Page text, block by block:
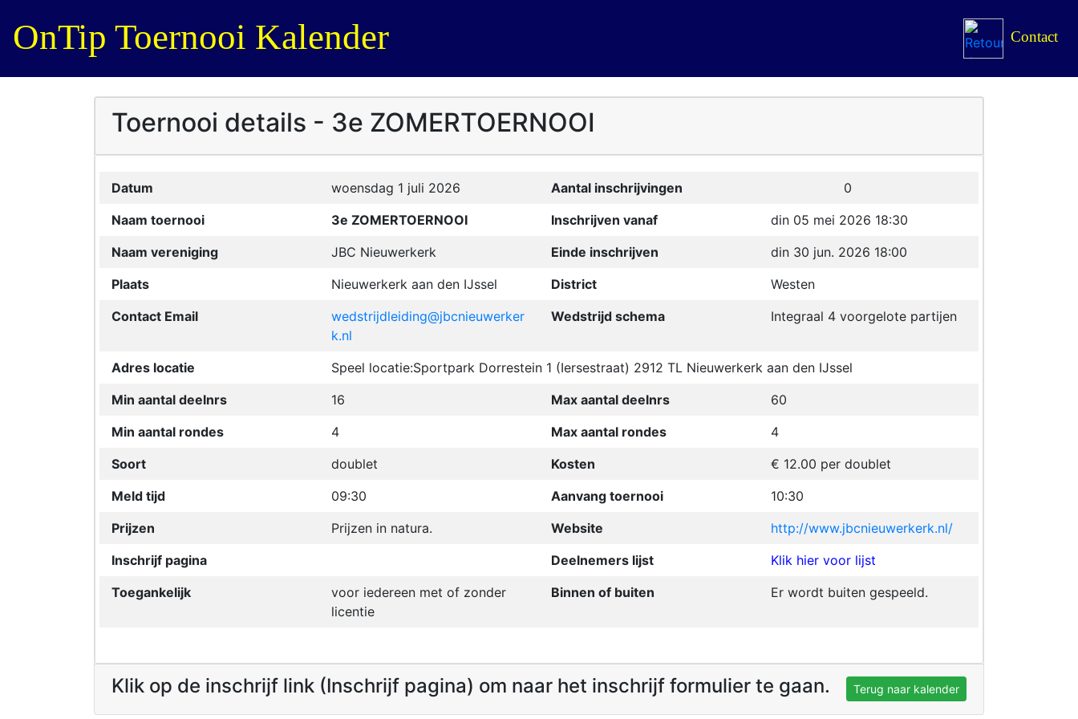
OnTip Toernooi Kalender Contact
Toernooi details - 3e ZOMERTOERNOOI
Datum woensdag 1 juli 2026 Aantal inschrijvingen
0
Naam toernooi
3e ZOMERTOERNOOI Inschrijven vanaf
din 05 mei 2026 18:30
Naam vereniging
JBC Nieuwerkerk Einde inschrijven
din 30 jun. 2026 18:00
Plaats
Nieuwerkerk aan den IJssel District
Westen
Contact Email
wedstrijdleiding@jbcnieuwerker
k.nl
Wedstrijd schema Integraal 4 voorgelote partijen
Adres locatie
Speel locatie:Sportpark Dorrestein 1 (Iersestraat) 2912 TL Nieuwerkerk aan den IJssel
Min aantal deelnrs
16 Max aantal deelnrs
60
Min aantal rondes
4 Max aantal rondes
4
Soort
doublet Kosten
€ 12.00 per doublet
Meld tijd
09:30 Aanvang toernooi
10:30
Prijzen
Prijzen in natura. Website
http://www.jbcnieuwerkerk.nl/
Inschrijf pagina
Deelnemers lijst
Klik hier voor lijst
Toegankelijk
voor iedereen met of zonder
licentie
Binnen of buiten Er wordt buiten gespeeld.
Klik op de inschrijf link (Inschrijf pagina) om naar het inschrijf formulier te gaan. Terug naar kalender